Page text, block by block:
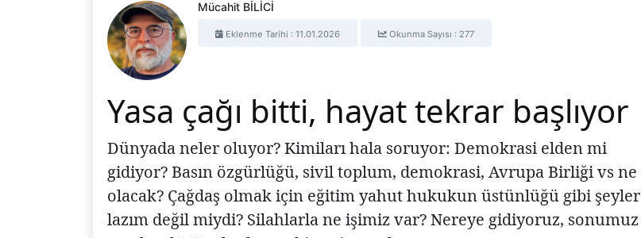
Mücahit BİLİCİ
Eklenme Tarihi : 11.01.2026 Okunma Sayısı : 277
Yasa çağı bitti, hayat tekrar başlıyor
Dünyada neler oluyor? Kimiları hala soruyor: Demokrasi elden mi
gidiyor? Basın özgürlüğü, sivil toplum, demokrasi, Avrupa Birliği vs ne
olacak? Çağdaş olmak için eğitim yahut hukukun üstünlüğü gibi şeyler
lazım değil miydi? Silahlarla ne işimiz var? Nereye gidiyoruz, sonumuz